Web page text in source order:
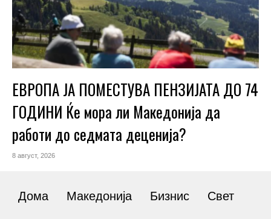
ЕВРОПА ЈА ПОМЕСТУВА ПЕНЗИЈАТА ДО 74
ГОДИНИ Ќе мора ли Македонија да
работи до седмата деценија?
8 август, 2026
Дома Македонија Бизнис Свет